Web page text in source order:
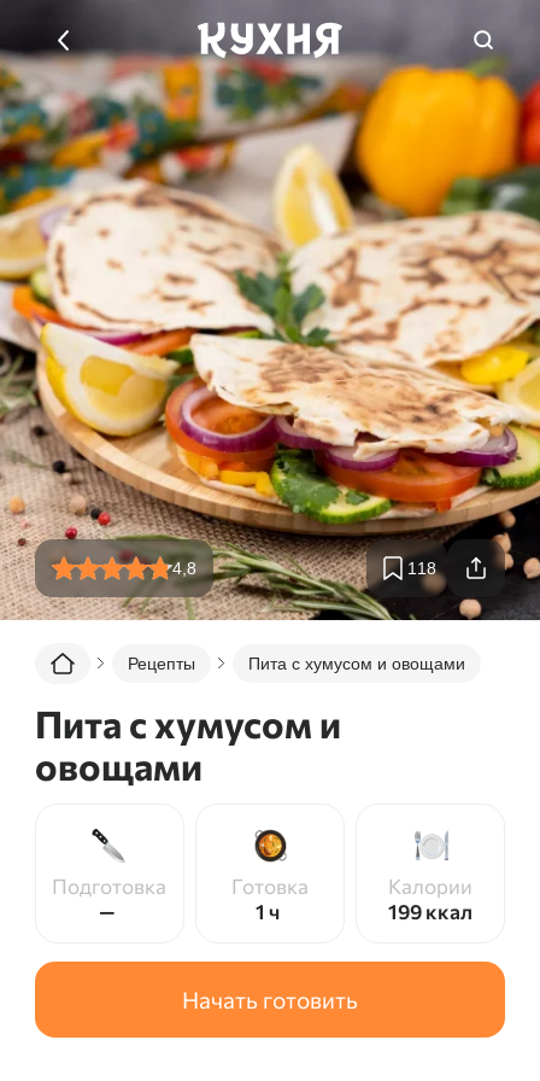
4,8 118
Рецепты Пита с хумусом и овощами
Пита с хумусом и
овощами
Подготовка
—
Готовка
1 ч
Калории
199 ккал
Начать готовить